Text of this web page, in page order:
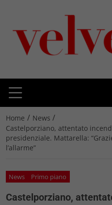
Home / News /
Castelporziano, attentato
presidenziale. Mattarella:
l’allarme”
News Primo piano
Castelporziano,